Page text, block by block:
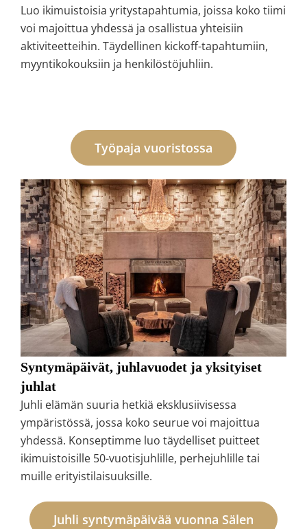
Luo ikimuistoisia yritystapahtumia, joissa koko tiimi
voi majoittua yhdessä ja osallistua yhteisiin
aktiviteetteihin. Täydellinen kickoff-tapahtumiin,
myyntikokouksiin ja henkilöstöjuhliin.
Työpaja vuoristossa
Syntymäpäivät, juhlavuodet ja yksityiset
juhlat
Juhli elämän suuria hetkiä eksklusiivisessa
ympäristössä, jossa koko seurue voi majoittua
yhdessä. Konseptimme luo täydelliset puitteet
ikimuistoisille 50-vuotisjuhlille, perhejuhlille tai
muille erityistilaisuuksille.
Juhli syntymäpäivää vuonna Sälen